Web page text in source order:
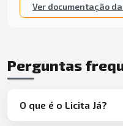
Ver documentação da
Perguntas
O que é o Licita Já?